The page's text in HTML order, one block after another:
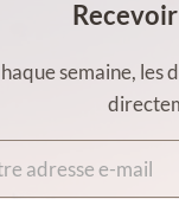
semaine, les